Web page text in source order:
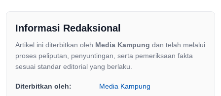
Informasi Redaksional
Artikel ini diterbitkan oleh Media Kampung dan telah melalui
proses peliputan, penyuntingan, serta pemeriksaan fakta
sesuai standar editorial yang berlaku.
Diterbitkan oleh: Media Kampung